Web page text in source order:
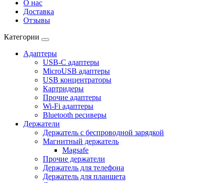
О нас
Доставка
Отзывы
Категории
Адаптеры
USB-C адаптеры
MicroUSB адаптеры
USB концентраторы
Картридеры
Прочие адаптеры
Wi-Fi адаптеры
Bluetooth ресиверы
Держатели
Держатель с беспроводной зарядкой
Магнитный держатель
Magsafe
Прочие держатели
Держатель для телефона
Держатель для планшета